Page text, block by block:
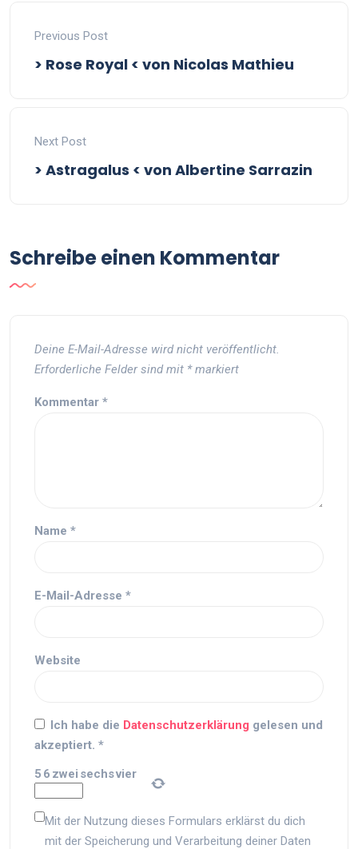
Previous Post
> Rose Royal < von Nicolas Mathieu
Next Post
> Astragalus < von Albertine Sarrazin
Schreibe einen Kommentar
Deine E-Mail-Adresse wird nicht veröffentlicht.
Erforderliche Felder sind mit *markiert
Kommentar *
Name *
E-Mail-Adresse *
Website
Ich habe die Datenschutzerklärung gelesen und
akzeptiert. *
5 6 zwei sechsvier
Mit der Nutzung dieses Formulars erklärst du dich
mit der Speicherung und Verarbeitung deiner Daten